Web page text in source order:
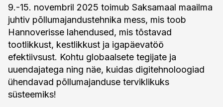
9.-15. novembril 2025 toimub Saksamaal maailma
juhtiv põllumajandustehnika mess, mis toob
Hannoverisse lahendused, mis tõstavad
tootlikkust, kestlikkust ja igapäevatöö
efektiivsust. Kohtu globaalsete tegijate ja
uuendajatega ning näe, kuidas digitehnoloogiad
ühendavad põllumajanduse terviklikuks
süsteemiks!